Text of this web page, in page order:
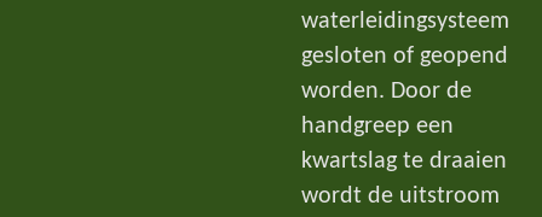
waterleidingsysteem
gesloten of geopend
worden. Door de
handgreep een
kwartslag te draaien
wordt de uitstroom